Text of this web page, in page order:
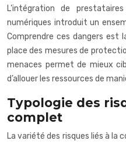
L’intégration de
numériques introduit un
Comprendre ces dangers est
place des mesures de
menaces permet de mieux
d’allouer les ressources de
Typologie des
complet
La variété des risques liés à la